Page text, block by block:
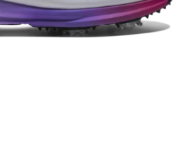
Handschuhe